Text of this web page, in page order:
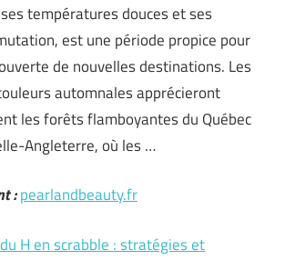
températures douces et ses
est une période propice pour
de nouvelles destinations. Les
automnales apprécieront
les forêts flamboyantes du Québec
Angleterre, où les …
:pearlandbeauty.fr
H en scrabble : stratégies et